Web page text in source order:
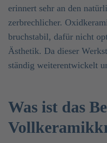
erinnert sehr an den
zerbrechlicher.
bruchstabil, dafür nicht
Ästhetik. Da dieser
ständig weiterentwickelt
Was ist das